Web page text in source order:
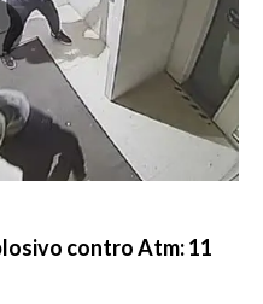
contro Atm: 11